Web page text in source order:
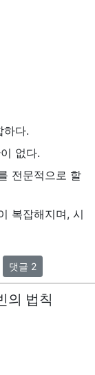
다.
없다.
전문적으로 할
복잡해지며, 시
댓글 2
의 법칙